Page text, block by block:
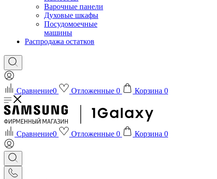
Варочные панели
Духовые шкафы
Посудомоечные
машины
Распродажа остатков
Сравнение0 Отложенные 0 Корзина 0
Сравнение0 Отложенные 0 Корзина 0